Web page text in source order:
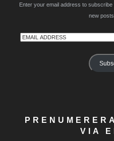
Enter your email address to
new
Email
VIA